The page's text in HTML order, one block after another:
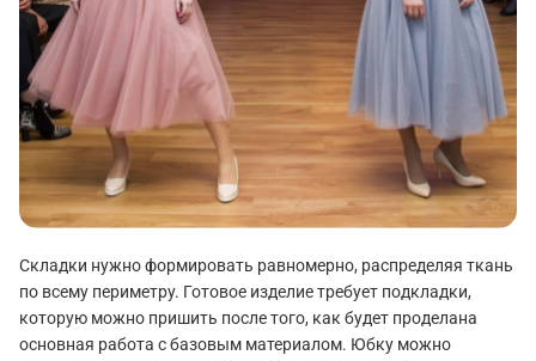
Складки нужно формировать равномерно, распределяя ткань
по всему периметру. Готовое изделие требует подкладки,
которую можно пришить после того, как будет проделана
основная работа с базовым материалом. Юбку можно